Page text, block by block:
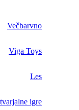
Večbarvno
Viga Toys
Les
igre